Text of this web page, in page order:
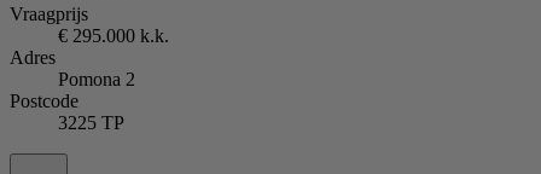
Vraagprijs
€ 295.000 k.k.
Adres
Pomona 2
Postcode
3225 TP